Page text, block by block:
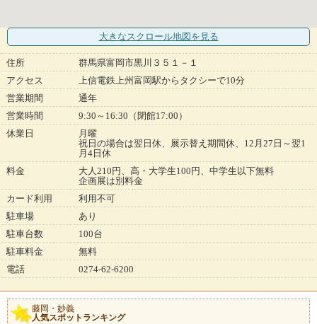
大きなスクロール地図 を見る
住所
群馬県富岡市黒川３５１－１
アクセス
上信電鉄上州富岡駅からタクシーで10分
営業期間
通年
営業時間
9:30～16:30（閉館17:00）
休業日
月曜
祝日の場合は翌日休、展示替え期間休、12月27日～翌1
月4日休
料金
大人210円、高・大学生100円、中学生以下無料
企画展は別料金
カード利用
利用不可
駐車場
あり
駐車台数
100台
駐車料金
無料
電話
0274-62-6200
藤岡・妙義
人気スポットランキング